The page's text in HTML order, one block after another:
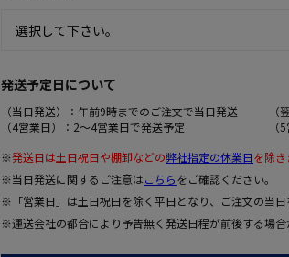
発送予定日について
（当日発送）：午前9時までのご注文で当日発送
（4営業日）：2～4営業日で発送予定
※発送日は土日祝日や棚卸などの弊社指定の休業日を除き
※当日発送に関するご注意はこちらをご確認ください。
※「営業日」は土日祝日を除く平日となり、ご注文の当日
※運送会社の都合により予告無く発送日程が前後する場合